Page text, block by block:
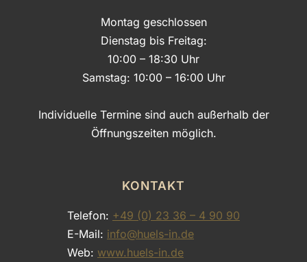
Montag geschlossen
Dienstag bis Freitag:
10:00 – 18:30 Uhr
Samstag: 10:00 – 16:00 Uhr
Individuelle Termine sind auch außerhalb der
Öffnungszeiten möglich.
KONTAKT
Telefon: +49 (0) 23 36 – 4 90 90
E-Mail: info@huels-in.de
Web: www.huels-in.de